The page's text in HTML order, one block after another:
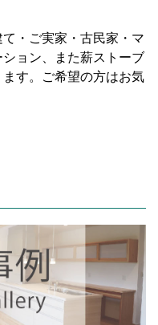
・ご実家・古民家・マ
ョン、また薪ストーブ
す。ご希望の方はお気